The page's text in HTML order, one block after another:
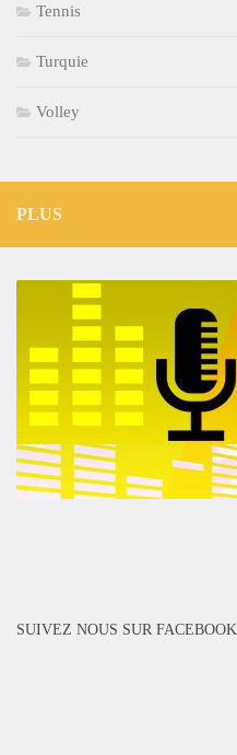
Tennis
Turquie
Volley
PLUS
SUIVEZ NOUS SUR FACEBOOK